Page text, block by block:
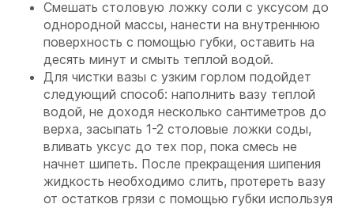
Смешать столовую ложку соли с уксусом до
однородной массы, нанести на внутреннюю
поверхность с помощью губки, оставить на
десять минут и смыть теплой водой.
Для чистки вазы с узким горлом подойдет
следующий способ: наполнить вазу теплой
водой, не доходя несколько сантиметров до
верха, засыпать 1-2 столовые ложки соды,
вливать уксус до тех пор, пока смесь не
начнет шипеть. После прекращения шипения
жидкость необходимо слить, протереть вазу
от остатков грязи с помощью губки используя